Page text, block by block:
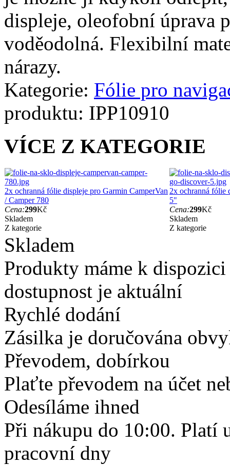
displeje, oleofobní úprava
voděodolná. Flexibilní
nárazy.
Kategorie: Fólie pro
produktu: IPP10910
VÍCE Z KATEGORIE
2x ochranná fólie displeje pro Garmin CamperVan
/ Camper 780
Cena:299Kč
Skladem
Z kategorie
2x ochranná fólie
5"
Cena:299Kč
Skladem
Z kategorie
Skladem
Produkty máme k
dostupnost je aktuální
Rychlé dodání
Zásilka je doručována
Převodem, dobírkou
Plaťte převodem na účet
Odesíláme ihned
Při nákupu do 10:00. Platí
pracovní dny